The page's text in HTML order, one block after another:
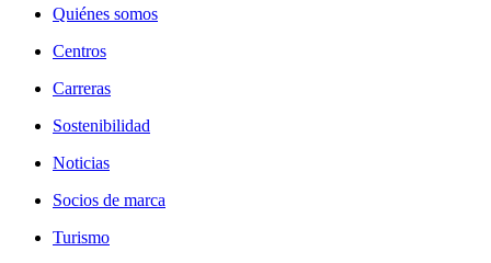
Quiénes somos
Centros
Carreras
Sostenibilidad
Noticias
Socios de marca
Turismo